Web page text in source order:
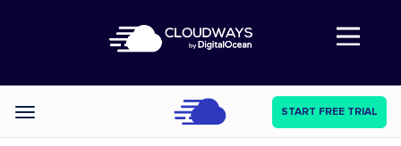
Abre a navegação
Categories START FREE TRIAL